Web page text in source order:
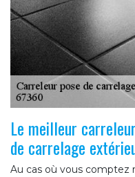
Le meilleur
de carrelage
Au cas où vous comptez